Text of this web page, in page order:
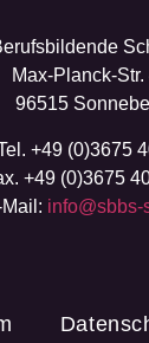
Max-Planck-Str.
96515
+49 (0)3675
+49 (0)3675
Mail: info@sbbs-